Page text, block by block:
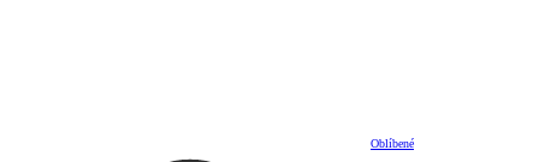
Oblíbené